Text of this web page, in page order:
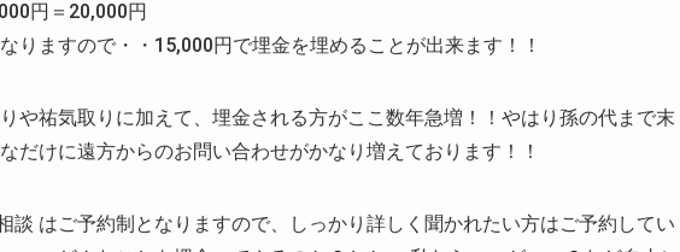
円＝20,000円
りますので・・15,000円で埋金を埋めることが出来ます！！
や祐気取りに加えて、埋金される方がここ数年急増！！やはり孫の代まで末
だけに遠方からのお問い合わせがかなり増えております！！
談 はご予約制となりますので、しっかり詳しく聞かれたい方はご予約してい